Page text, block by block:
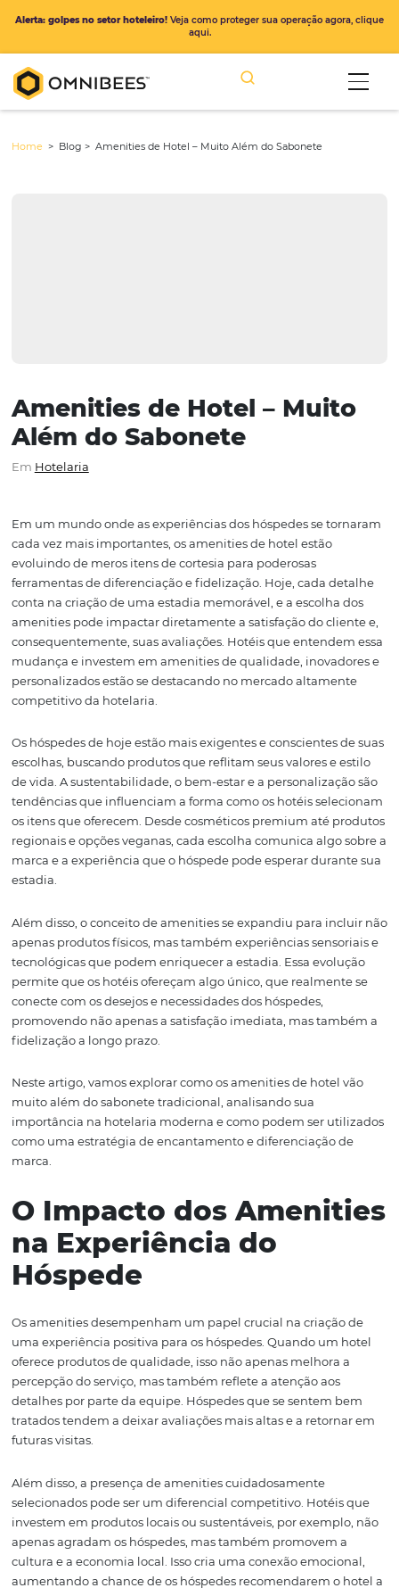
Amenities de Hotel –
Além do Sabonete
Em Hotelaria
Em um mundo onde as experiências dos hóspedes se
cada vez mais importantes, os amenities de hotel estão
evoluindo de meros itens de cortesia para poderosas
ferramentas de diferenciação e fidelização. Hoje, cada
conta na criação de uma estadia memorável, e a
consequentemente, suas avaliações. Hotéis que
mudança e investem em amenities de qualidade,
personalizados estão se destacando no mercado
competitivo da hotelaria.
Os hóspedes de hoje estão mais exigentes e
de vida. A sustentabilidade, o bem-estar e a
tendências que influenciam a forma como os hotéis
os itens que oferecem. Desde cosméticos premium até
regionais e opções veganas, cada escolha comunica
marca e a experiência que o hóspede pode esperar
estadia.
Além disso, o conceito de amenities se expandiu para
apenas produtos físicos, mas também experiências
tecnológicas que podem enriquecer a estadia. Essa
promovendo não apenas a satisfação imediata, mas
fidelização a longo prazo.
Neste artigo, vamos explorar como os amenities de
importância na hotelaria moderna e como podem ser
como uma estratégia de encantamento e diferenciação
marca.
O Impacto dos
Hóspede
Os amenities desempenham um papel crucial na
uma experiência positiva para os hóspedes. Quando
Alerta: golpes no setor hoteleiro!Veja como proteger sua operação